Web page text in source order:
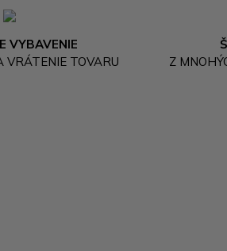
VYBAVENIE
VRÁTENIE TOVARU
Z